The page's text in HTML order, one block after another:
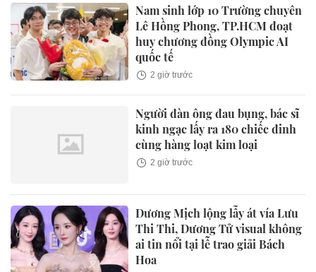
Nam sinh lớp 10 Trường chuyên
Lê Hồng Phong, TP.HCM đoạt
huy chương đồng Olympic AI
quốc tế
2 giờ trước
Người đàn ông đau bụng, bác sĩ
kinh ngạc lấy ra 180 chiếc đinh
cùng hàng loạt kim loại
2 giờ trước
Dương Mịch lộng lẫy át vía Lưu
Thi Thi, Dương Tử visual không
ai tin nổi tại lễ trao giải Bách
Hoa